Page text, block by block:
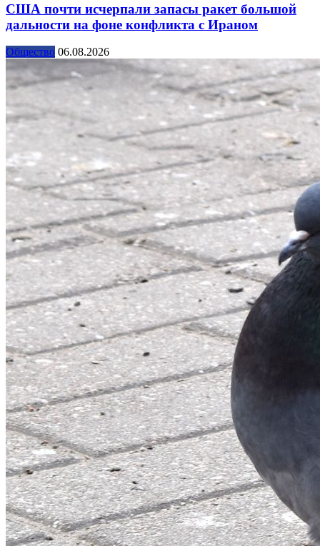
США почти исчерпали запасы ракет большой
дальности на фоне конфликта с Ираном
Общество 06.08.2026